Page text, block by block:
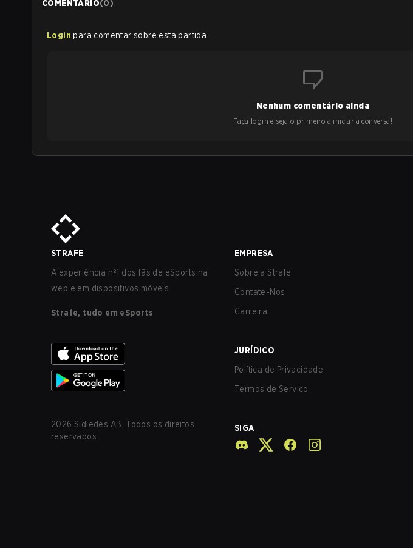
COMENTÁRIO(0)
Login para comentar sobre esta partida
Nenhum comentário ainda
Faça login e seja o primeiro a iniciar a conversa!
STRAFE
A experiência nº1 dos fãs de eSports na
web e em dispositivos móveis.
Strafe, tudo em eSports
2026 Sidledes AB. Todos os direitos
reservados.
EMPRESA
Sobre a Strafe
Contate-Nos
Carreira
JURÍDICO
Política de Privacidade
Termos de Serviço
SIGA